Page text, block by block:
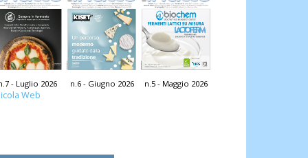
- Luglio 2026 n.6 - Giugno 2026 n.5 - Maggio 2026
Web